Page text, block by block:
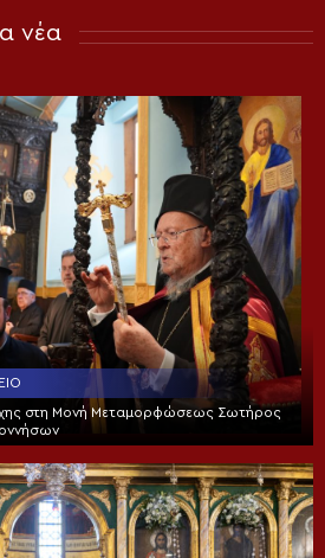
νέα
στη Μονή Μεταμορφώσεως Σωτήρος